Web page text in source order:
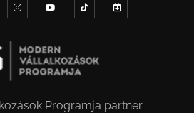
Programja partner